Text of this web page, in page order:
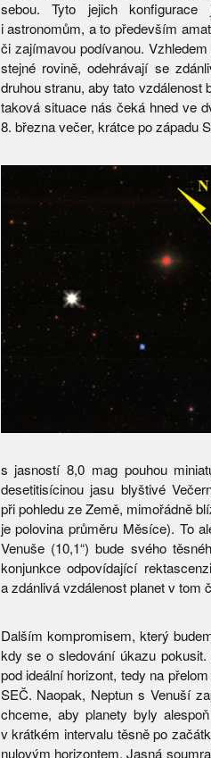
sebou. Tyto jejich konfigurace
i astronomům, a to především
či zajímavou podívanou.
stejné rovině, odehrávají se
druhou stranu, aby tato vzdálenost
taková situace nás čeká hned ve
8. března večer, krátce po západu
s jasností 8,0 mag pouhou
desetitisícinou jasu blyštivé
při pohledu ze Země, mimořádně
je polovina průměru Měsíce). To
Venuše (10,1“) bude svého
konjunkce odpovídající
a zdánlivá vzdálenost planet v tom
Dalším kompromisem, který
kdy se o sledování úkazu
pod ideální horizont, tedy na
SEČ. Naopak, Neptun s Venuší
chceme, aby planety byly
v krátkém intervalu těsně po
nulovým horizontem. Jasná